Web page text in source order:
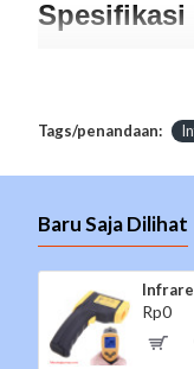
Spesifikasi
Mengukur
Accuracy
Distance
Data Hold
Auto Power
Beli Infrared
in China, Pastinya
Tags/penandaan:
Baru Saja Dilihat
Rp0